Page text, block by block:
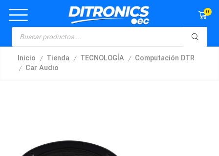
0
Inicio / Tienda / TECNOLOGÍA / Computación DTR
/ Car Audio